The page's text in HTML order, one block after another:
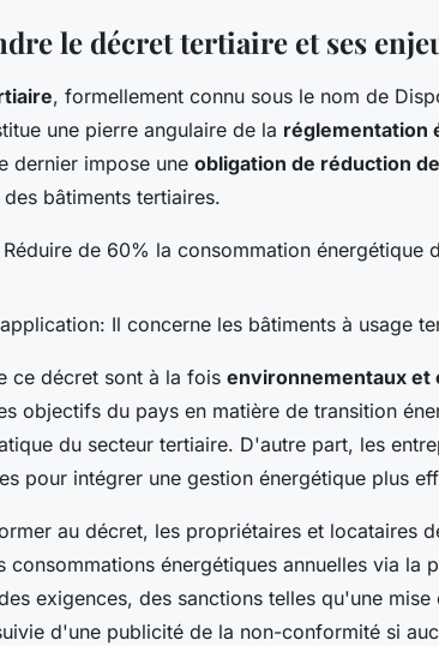
le décret tertiaire et ses
, formellement connu sous le nom de
une pierre angulaire de la réglementation
dernier impose une obligation de réduction
des bâtiments tertiaires.
Réduire de 60% la consommation énergétique
: Il concerne les bâtiments à usage
ce décret sont à la fois environnementaux et
objectifs du pays en matière de transition
du secteur tertiaire. D'autre part, les
pour intégrer une gestion énergétique plus
au décret, les propriétaires et locataires
consommations énergétiques annuelles via la
exigences, des sanctions telles qu'une mise
d'une publicité de la non-conformité si